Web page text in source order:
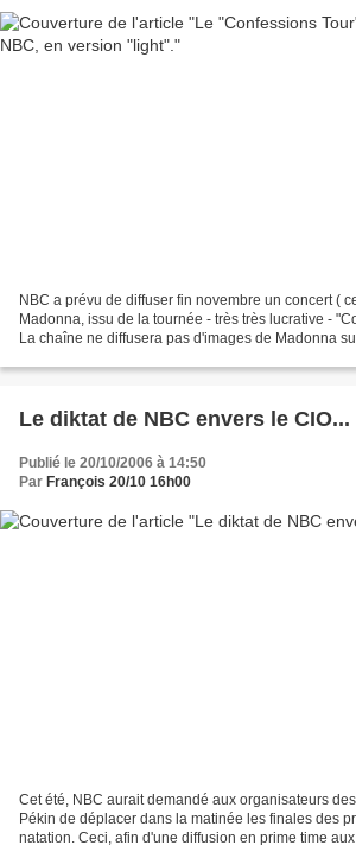
NBC a prévu de diffuser fin novembre un concert (
Madonna, issu de la tournée - très très lucrative -
La chaîne ne diffusera pas d'images de Madonna
Le diktat de NBC envers le CIO...
Publié le 20/10/2006 à 14:50
Par François 20/10 16h00
Cet été, NBC aurait demandé aux organisateurs
Pékin de déplacer dans la matinée les finales des
natation. Ceci, afin d'une diffusion en prime time aux